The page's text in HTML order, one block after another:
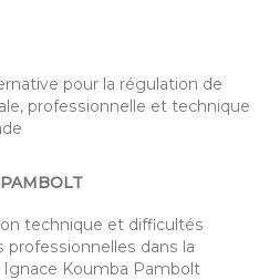
pour la régulation de
professionnelle et technique
technique et difficultés
professionnelles dans la
Koumba Pambolt